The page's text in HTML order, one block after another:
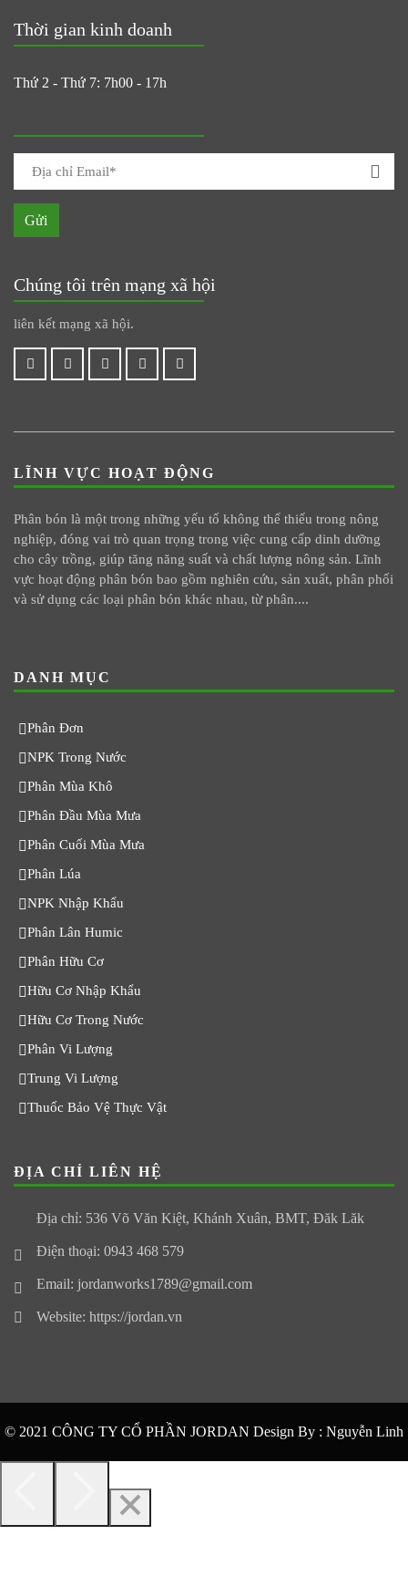
Thời gian kinh doanh
Thứ 2 - Thứ 7: 7h00 - 17h
Gửi
Chúng tôi trên mạng xã hội
liên kết mạng xã hội.
LĨNH VỰC HOẠT ĐỘNG
Phân bón là một trong những yếu tố không thể thiếu trong nông
nghiệp, đóng vai trò quan trọng trong việc cung cấp dinh dưỡng
cho cây trồng, giúp tăng năng suất và chất lượng nông sản. Lĩnh
vực hoạt động phân bón bao gồm nghiên cứu, sản xuất, phân phối
và sử dụng các loại phân bón khác nhau, từ phân....
DANH MỤC
Phân Đơn
NPK Trong Nước
Phân Mùa Khô
Phân Đầu Mùa Mưa
Phân Cuối Mùa Mưa
Phân Lúa
NPK Nhập Khẩu
Phân Lân Humic
Phân Hữu Cơ
Hữu Cơ Nhập Khẩu
Hữu Cơ Trong Nước
Phân Vi Lượng
Trung Vi Lượng
Thuốc Bảo Vệ Thực Vật
ĐỊA CHỈ LIÊN HỆ
Địa chỉ: 536 Võ Văn Kiệt, Khánh Xuân, BMT, Đăk Lăk
Điện thoại: 0943 468 579
Email: jordanworks1789@gmail.com
Website: https://jordan.vn
© 2021 CÔNG TY CỔ PHẦN JORDAN Design By : Nguyễn Linh